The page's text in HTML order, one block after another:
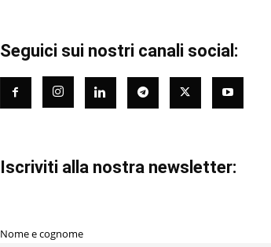
Seguici sui nostri canali social:
Iscriviti alla nostra newsletter:
Nome e cognome